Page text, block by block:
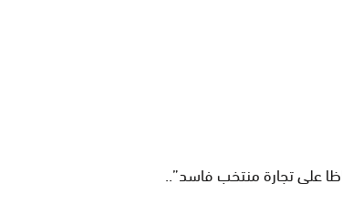
على تجارة منتخب فاسد”..